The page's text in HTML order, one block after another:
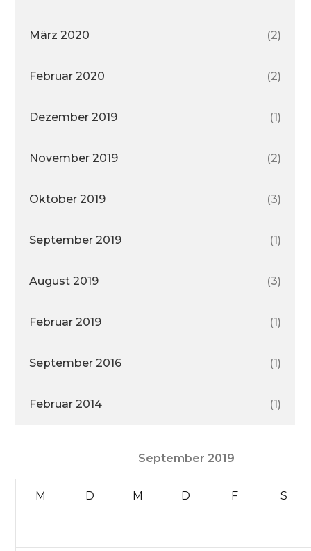
März 2020 (2)
Februar 2020 (2)
Dezember 2019 (1)
November 2019 (2)
Oktober 2019 (3)
September 2019 (1)
August 2019 (3)
Februar 2019 (1)
September 2016 (1)
Februar 2014 (1)
September 2019
M D M D F S